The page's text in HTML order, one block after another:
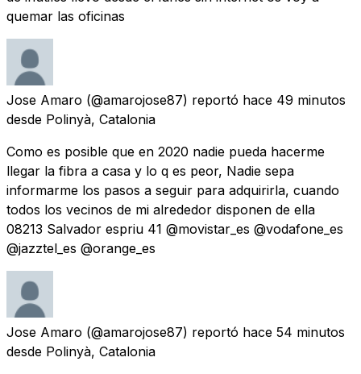
quemar las oficinas
Jose Amaro (@amarojose87) reportó hace 49 minutos
desde Polinyà, Catalonia
Como es posible que en 2020 nadie pueda hacerme
llegar la fibra a casa y lo q es peor, Nadie sepa
informarme los pasos a seguir para adquirirla, cuando
todos los vecinos de mi alrededor disponen de ella
08213 Salvador espriu 41 @movistar_es @vodafone_es
@jazztel_es @orange_es
Jose Amaro (@amarojose87) reportó hace 54 minutos
desde Polinyà, Catalonia